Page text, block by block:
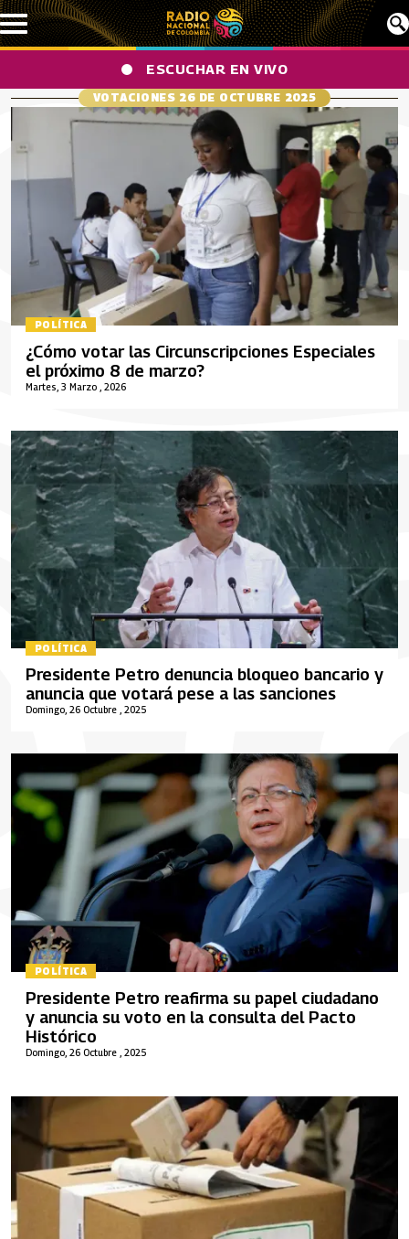
Pasar al contenido principal
ESCUCHAR EN VIVO
VOTACIONES 26 DE OCTUBRE 2025
POLÍTICA
Martes, 3 Marzo , 2026
¿Cómo votar las Circunscripciones Especiales
el próximo 8 de marzo?
POLÍTICA
Domingo, 26 Octubre , 2025
Presidente Petro denuncia bloqueo bancario y
anuncia que votará pese a las sanciones
POLÍTICA
Domingo, 26 Octubre , 2025
Presidente Petro reafirma su papel ciudadano
y anuncia su voto en la consulta del Pacto
Histórico